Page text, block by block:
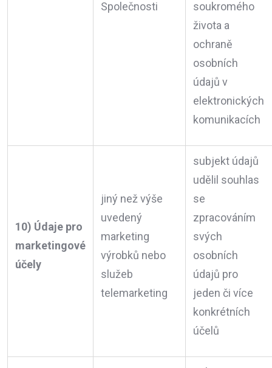
Společnosti
soukromého
života a
ochraně
osobních
údajů v
elektronických
komunikacích
10) Údaje pro
marketingové
účely
jiný než výše
uvedený
marketing
výrobků nebo
služeb
telemarketing
subjekt údajů
udělil souhlas
se
zpracováním
svých
osobních
údajů pro
jeden či více
konkrétních
účelů